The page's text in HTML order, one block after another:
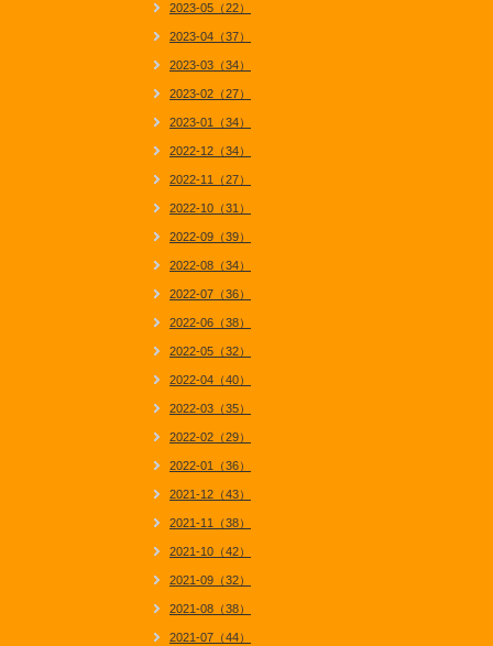
2023-05（22）
2023-04（37）
2023-03（34）
2023-02（27）
2023-01（34）
2022-12（34）
2022-11（27）
2022-10（31）
2022-09（39）
2022-08（34）
2022-07（36）
2022-06（38）
2022-05（32）
2022-04（40）
2022-03（35）
2022-02（29）
2022-01（36）
2021-12（43）
2021-11（38）
2021-10（42）
2021-09（32）
2021-08（38）
2021-07（44）